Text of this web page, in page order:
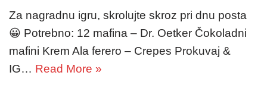
Za nagradnu igru, skrolujte skroz pri dnu posta
😀 Potrebno: 12 mafina – Dr. Oetker Čokoladni
mafini Krem Ala ferero – Crepes Prokuvaj &
IG… Read More »